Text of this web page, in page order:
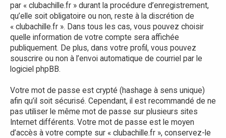
par « clubachille.fr » durant la procédure d’enregistrement,
qu’elle soit obligatoire ou non, reste à la discrétion de
« clubachille.fr ». Dans tous les cas, vous pouvez choisir
quelle information de votre compte sera affichée
publiquement. De plus, dans votre profil, vous pouvez
souscrire ou non à l’envoi automatique de courriel par le
logiciel phpBB.
Votre mot de passe est crypté (hashage à sens unique)
afin qu’il soit sécurisé. Cependant, il est recommandé de ne
pas utiliser le même mot de passe sur plusieurs sites
Internet différents. Votre mot de passe est le moyen
d’accès à votre compte sur « clubachille.fr », conservez-le